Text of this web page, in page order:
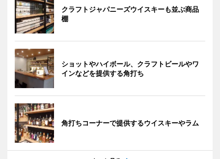
クラフトジャパニーズウイスキーも並ぶ商品
棚
ショットやハイボール、クラフトビールやワ
インなどを提供する角打ち
角打ちコーナーで提供するウイスキーやラム